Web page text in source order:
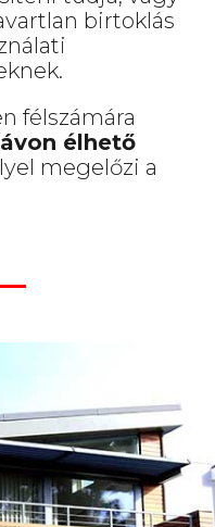
birtoklás
félszámára
élhető
megelőzi a